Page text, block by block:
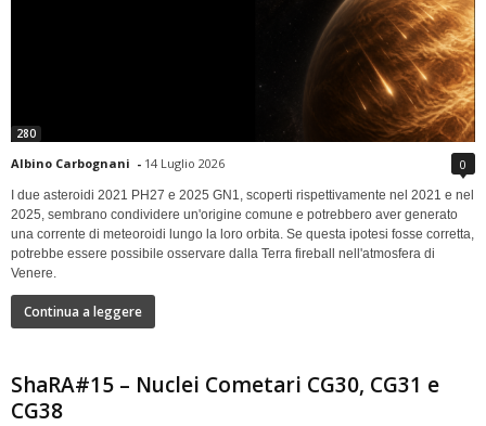
280
Albino Carbognani - 14 Luglio 2026 0
I due asteroidi 2021 PH27 e 2025 GN1, scoperti rispettivamente nel 2021 e nel
2025, sembrano condividere un'origine comune e potrebbero aver generato
una corrente di meteoroidi lungo la loro orbita. Se questa ipotesi fosse corretta,
potrebbe essere possibile osservare dalla Terra fireball nell'atmosfera di
Venere.
Continua a leggere
ShaRA#15 – Nuclei Cometari CG30, CG31 e
CG38